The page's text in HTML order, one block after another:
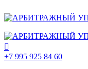
+7 995 925 84 60